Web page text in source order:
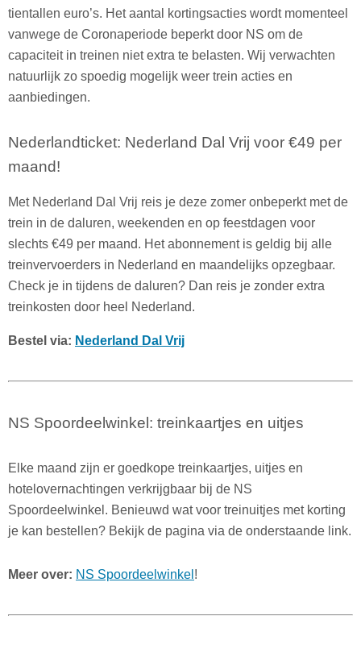
tientallen euro’s. Het aantal kortingsacties wordt momenteel
vanwege de Coronaperiode beperkt door NS om de
capaciteit in treinen niet extra te belasten. Wij verwachten
natuurlijk zo spoedig mogelijk weer trein acties en
aanbiedingen.
Nederlandticket: Nederland Dal Vrij voor €49 per
maand!
Met Nederland Dal Vrij reis je deze zomer onbeperkt met de
trein in de daluren, weekenden en op feestdagen voor
slechts €49 per maand. Het abonnement is geldig bij alle
treinvervoerders in Nederland en maandelijks opzegbaar.
Check je in tijdens de daluren? Dan reis je zonder extra
treinkosten door heel Nederland.
Bestel via: Nederland Dal Vrij
NS Spoordeelwinkel: treinkaartjes en uitjes
Elke maand zijn er goedkope treinkaartjes, uitjes en
hotelovernachtingen verkrijgbaar bij de NS
Spoordeelwinkel. Benieuwd wat voor treinuitjes met korting
je kan bestellen? Bekijk de pagina via de onderstaande link.
Meer over: NS Spoordeelwinkel !